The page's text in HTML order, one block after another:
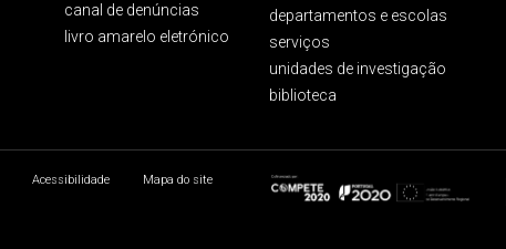
canal de denúncias
livro amarelo eletrónico
departamentos e escolas
serviços
unidades de investigação
biblioteca
Acessibilidade
Mapa do site